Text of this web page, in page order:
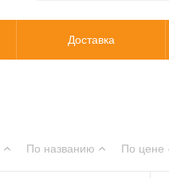
Доставка
По названию По цене